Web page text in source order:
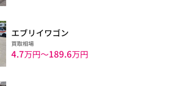
エブリイワゴン
買取相場
4.7万円〜189.6万円